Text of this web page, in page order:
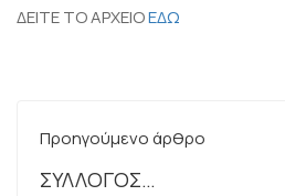
ΔΕΙΤΕ ΤΟ ΑΡΧΕΙΟΕΔΩ
Προηγούμενο άρθρο
ΣΥΛΛΟΓΟΣ